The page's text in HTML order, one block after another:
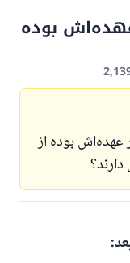
بوده
بوده از